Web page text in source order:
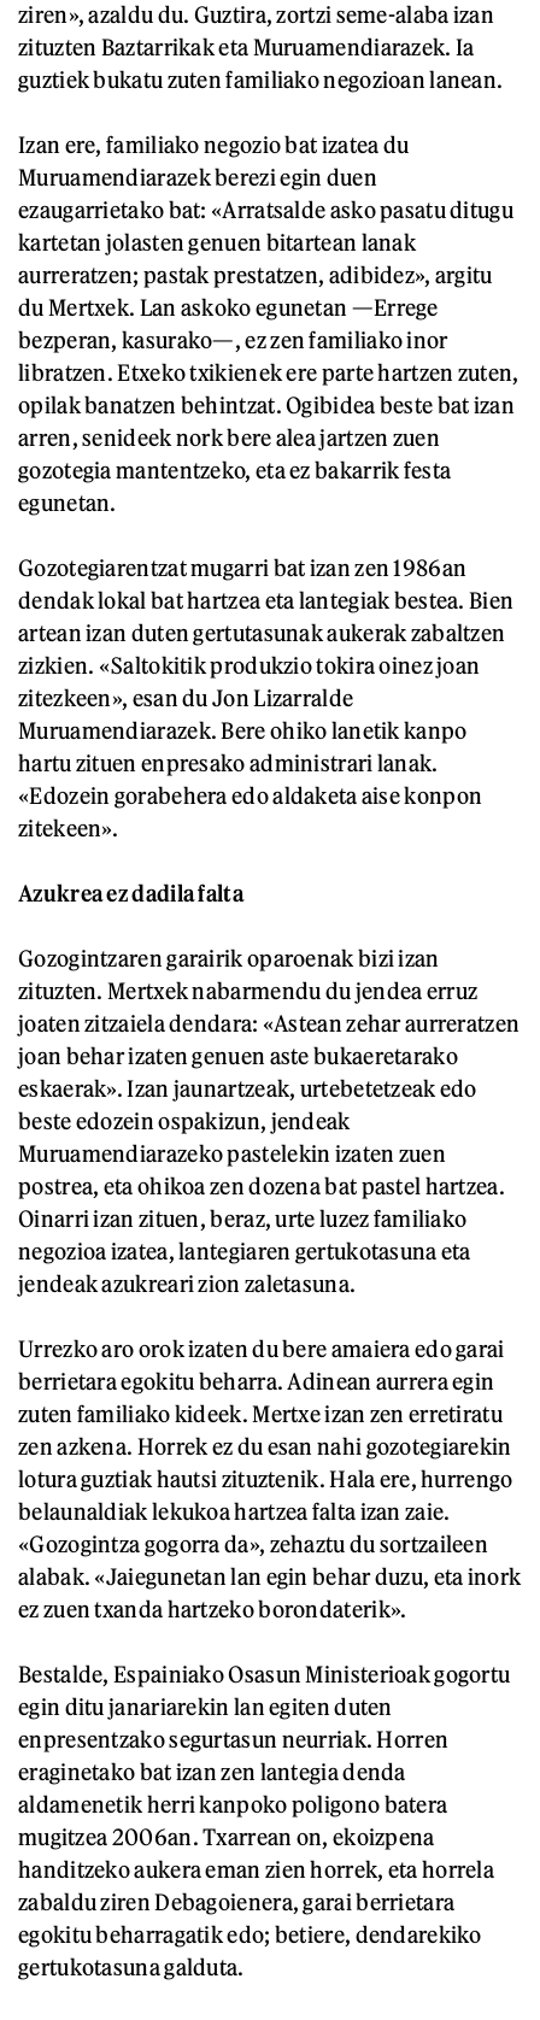
ziren», azaldu du. Guztira, zortzi seme-alaba izan
zituzten Baztarrikak eta Muruamendiarazek. Ia
guztiek bukatu zuten familiako negozioan lanean.
Izan ere, familiako negozio bat izatea du
Muruamendiarazek berezi egin duen
ezaugarrietako bat: «Arratsalde asko pasatu ditugu
kartetan jolasten genuen bitartean lanak
aurreratzen; pastak prestatzen, adibidez», argitu
du Mertxek. Lan askoko egunetan —Errege
bezperan, kasurako—, ez zen familiako inor
libratzen. Etxeko txikienek ere parte hartzen zuten,
opilak banatzen behintzat. Ogibidea beste bat izan
arren, senideek nork bere alea jartzen zuen
gozotegia mantentzeko, eta ez bakarrik festa
egunetan.
Gozotegiarentzat mugarri bat izan zen 1986an
dendak lokal bat hartzea eta lantegiak bestea. Bien
artean izan duten gertutasunak aukerak zabaltzen
zizkien. «Saltokitik produkzio tokira oinez joan
zitezkeen», esan du Jon Lizarralde
Muruamendiarazek. Bere ohiko lanetik kanpo
hartu zituen enpresako administrari lanak.
«Edozein gorabehera edo aldaketa aise konpon
zitekeen».
Azukrea ez dadila falta
Gozogintzaren garairik oparoenak bizi izan
zituzten. Mertxek nabarmendu du jendea erruz
joaten zitzaiela dendara: «Astean zehar aurreratzen
joan behar izaten genuen aste bukaeretarako
eskaerak». Izan jaunartzeak, urtebetetzeak edo
beste edozein ospakizun, jendeak
Muruamendiarazeko pastelekin izaten zuen
postrea, eta ohikoa zen dozena bat pastel hartzea.
Oinarri izan zituen, beraz, urte luzez familiako
negozioa izatea, lantegiaren gertukotasuna eta
jendeak azukreari zion zaletasuna.
Urrezko aro orok izaten du bere amaiera edo garai
berrietara egokitu beharra. Adinean aurrera egin
zuten familiako kideek. Mertxe izan zen erretiratu
zen azkena. Horrek ez du esan nahi gozotegiarekin
lotura guztiak hautsi zituztenik. Hala ere, hurrengo
belaunaldiak lekukoa hartzea falta izan zaie.
«Gozogintza gogorra da», zehaztu du sortzaileen
alabak. «Jaiegunetan lan egin behar duzu, eta inork
ez zuen txanda hartzeko borondaterik».
Bestalde, Espainiako Osasun Ministerioak gogortu
egin ditu janariarekin lan egiten duten
enpresentzako segurtasun neurriak. Horren
eraginetako bat izan zen lantegia denda
aldamenetik herri kanpoko poligono batera
mugitzea 2006an. Txarrean on, ekoizpena
handitzeko aukera eman zien horrek, eta horrela
zabaldu ziren Debagoienera, garai berrietara
egokitu beharragatik edo; betiere, dendarekiko
gertukotasuna galduta.